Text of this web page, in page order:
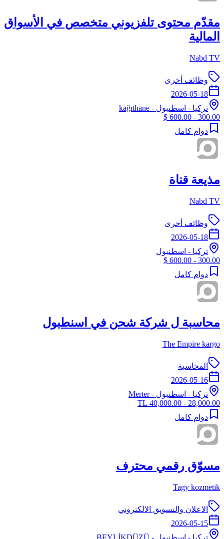
مقدّم محتوى تلفزيوني متخصص في الأسواق
المالية
Nabd TV
وظائف أخرى
2026-05-18
تركيا - اسطنبول - kağıthane
300.00 - 600.00 $
دوام كامل
مذيعة قناة
Nabd TV
وظائف أخرى
2026-05-18
تركيا - اسطنبول
300.00 - 600.00 $
دوام كامل
محاسبة ل شركة شحن في اسنطبول
The Empire kargo
المحاسبة
2026-05-16
تركيا - اسطنبول - Merter
28,000.00 - 40,000.00 TL
دوام كامل
مسوّق رقمي محترف
Tagy kozmetik
الاعلان والتسويق الالكتروني
2026-05-15